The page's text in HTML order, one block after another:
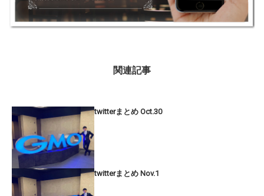
関連記事
twitterまとめ Oct.30
twitterまとめ Nov.1